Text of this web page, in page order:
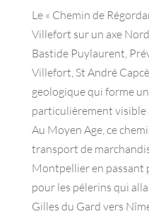
Le « Chemin de
Villefort sur un axe
Bastide Puylaurent,
Villefort, St André
geologique qui forme
particulièrement visible
Au Moyen Age, ce
transport de
Montpellier en passant
pour les pélerins qui
Gilles du Gard vers